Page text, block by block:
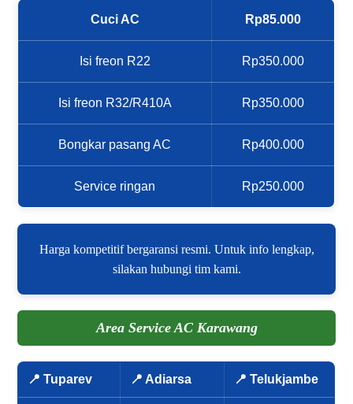
Cuci AC Rp85.000
Isi freon R22 Rp350.000
Isi freon R32/R410A Rp350.000
Bongkar pasang AC Rp400.000
Service ringan Rp250.000
Harga kompetitif bergaransi resmi. Untuk info lengkap,
silakan hubungi tim kami.
Area Service AC Karawang
📍 Tuparev 📍 Adiarsa 📍 Telukjambe